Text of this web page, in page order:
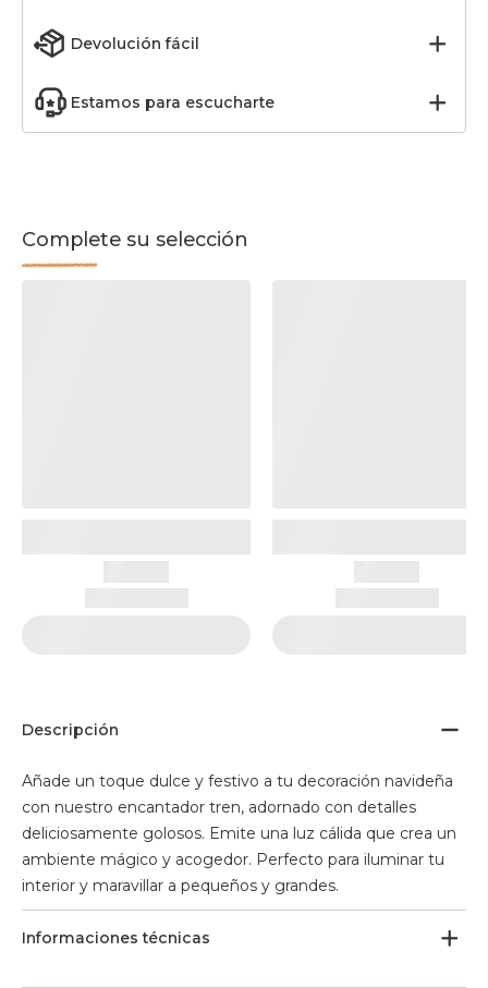
Devolución fácil
Estamos para escucharte
Complete su selección
Descripción
Añade un toque dulce y festivo a tu decoración navideña
con nuestro encantador tren, adornado con detalles
deliciosamente golosos. Emite una luz cálida que crea un
ambiente mágico y acogedor. Perfecto para iluminar tu
interior y maravillar a pequeños y grandes.
Informaciones técnicas